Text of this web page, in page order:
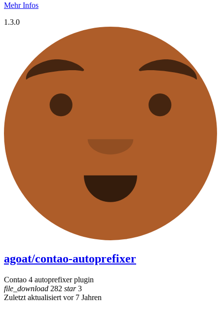
Mehr Infos
1.3.0
agoat/contao-autoprefixer
Contao 4 autoprefixer plugin
file_download 282 star3
Zuletzt aktualisiert vor 7 Jahren